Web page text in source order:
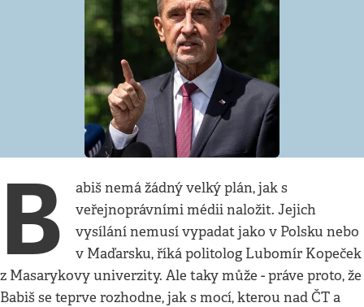
B
abiš nemá žádný velký plán, jak s
veřejnoprávními médii naložit. Jejich
vysílání nemusí vypadat jako v Polsku nebo
v Maďarsku, říká politolog Lubomír Kopeček
z Masarykovy univerzity. Ale taky může - práve proto, že
Babiš se teprve rozhodne, jak s mocí, kterou nad ČT a